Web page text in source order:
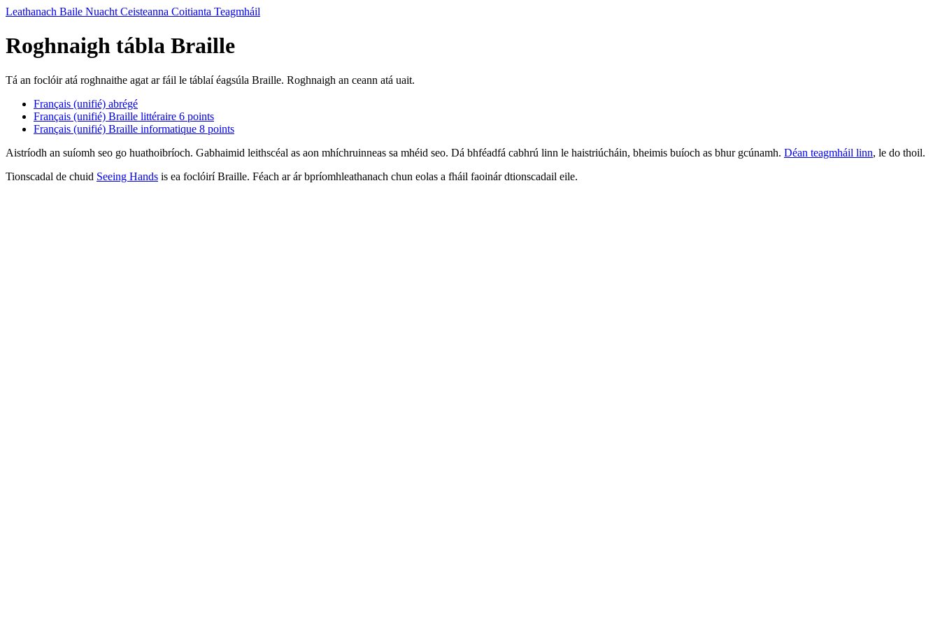
Leathanach Baile Nuacht Ceisteanna Coitianta Teagmháil
Roghnaigh tábla Braille
Tá an foclóir atá roghnaithe agat ar fáil le táblaí éagsúla Braille. Roghnaigh an ceann atá uait.
Français (unifié) abrégé
Français (unifié) Braille littéraire 6 points
Français (unifié) Braille informatique 8 points
Aistríodh an suíomh seo go huathoibríoch. Gabhaimid leithscéal as aon mhíchruinneas sa mhéid seo. Dá bhféadfá cabhrú linn le haistriúcháin, bheimis buíoch as bhur gcúnamh. Déan teagmháil linn, le do thoil.
Tionscadal de chuid Seeing Hands is ea foclóirí Braille. Féach ar ár bpríomhleathanach chun eolas a fháil faoinár dtionscadail eile.